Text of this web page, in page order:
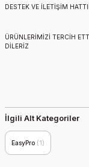
DESTEK VE İLETİŞİM
ÜRÜNLERİMİZİ TERCİH
DİLERİZ
İlgili Alt Kategoriler
EasyPro (1)